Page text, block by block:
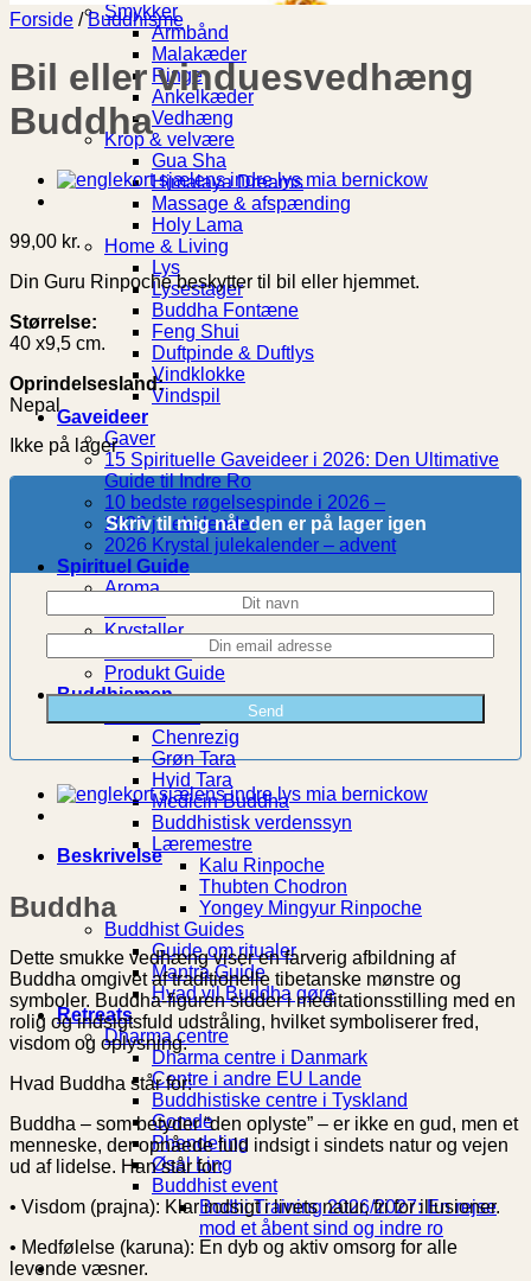
Smykker
Armbånd
Malakæder
Ringe
Ankelkæder
Vedhæng
Krop & velvære
Gua Sha
Himalaya Dreams
Massage & afspænding
Holy Lama
Home & Living
Lys
Lysestager
Buddha Fontæne
Feng Shui
Duftpinde & Duftlys
Vindklokke
Vindspil
Gaveideer
Gaver
15 Spirituelle Gaveideer i 2026: Den Ultimative
Guide til Indre Ro
10 bedste røgelsespinde i 2026 –
2026 julekalender
2026 Krystal julekalender – advent
Spirituel Guide
Aroma
Krystaller
Produkt Guide
Buddhismen
Chenrezig
Grøn Tara
Hvid Tara
Medicin Buddha
Buddhistisk verdenssyn
Læremestre
Kalu Rinpoche
Thubten Chodron
Yongey Mingyur Rinpoche
Buddhist Guides
Guide om ritualer
Mantra Guide
Hvad vil Buddha gøre
Retreats
Dharma centre
Dharma centre i Danmark
Centre i andre EU Lande
Buddhistiske centre i Tyskland
Gomde
Phendeling
Øsal Ling
Buddhist event
Bodhi Training 2026/2027: En rejse
mod et åbent sind og indre ro
Forside / Buddhisme
Bil eller vinduesvedhæng
Buddha
99,00 kr.
Din Guru Rinpoche beskytter til bil eller hjemmet.
Størrelse:
40 x9,5 cm.
Oprindelsesland:
Nepal
Ikke på lager
Skriv til mig når den er på lager igen
Beskrivelse
Buddha
Dette smukke vedhæng viser en farverig afbildning af
Buddha omgivet af traditionelle tibetanske mønstre og
symboler. Buddha-figuren sidder i meditationsstilling med en
rolig og indsigtsfuld udstråling, hvilket symboliserer fred,
visdom og oplysning.
Hvad Buddha står for:
Buddha – som betyder “den oplyste” – er ikke en gud, men et
menneske, der opnåede fuld indsigt i sindets natur og vejen
ud af lidelse. Han står for:
• Visdom (prajna): Klar indsigt i livets natur, fri for illusioner.
• Medfølelse (karuna): En dyb og aktiv omsorg for alle
levende væsner.